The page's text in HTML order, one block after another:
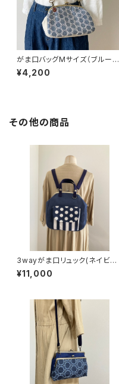
がま口バッグMサイズ（ブルーサ
ークルレース）
¥4,200
その他の商品
3wayがま口リュック(ネイビー
ブルー×ドット＆ストライプ)
¥11,000